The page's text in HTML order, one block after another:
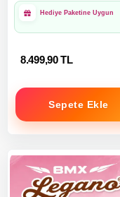
Hediye Paketine Uygun
8.499,90 TL
Sepete Ekle